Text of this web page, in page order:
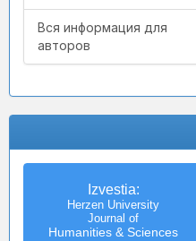
Вся информация для
авторов
Izvestia:
Herzen University
Journal of
Humanities & Sciences